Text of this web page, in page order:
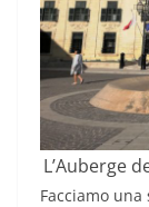
L’Auberge
Facciamo una